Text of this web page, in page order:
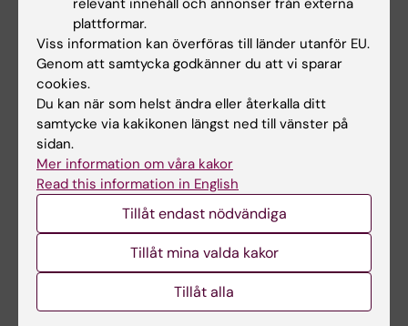
Uppdaterad av:
Webb Admin 2016-05-13
Dela
Relaterade artiklar
relevant innehåll och annonser från externa
plattformar.
Viss information kan överföras till länder utanför EU.
Genom att samtycka godkänner du att vi sparar
cookies.
Du kan när som helst ändra eller återkalla ditt
samtycke via kakikonen längst ned till vänster på
sidan.
Mer information om våra kakor
Read this information in English
Tillåt endast nödvändiga
Tillåt mina valda kakor
Tillåt alla